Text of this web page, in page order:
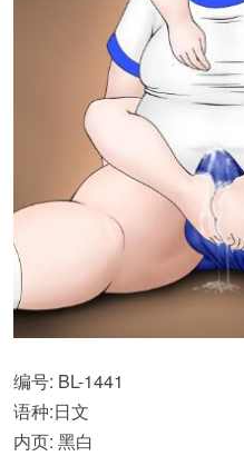
编号: BL-1441
语种:日文
内页: 黑白